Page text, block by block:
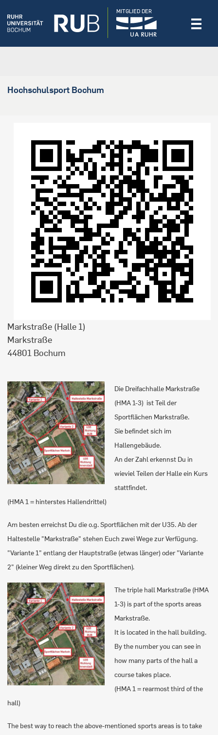
MITGLIED DER
Hochschulsport Bochum
Markstraße (Halle 1)
Markstraße
44801 Bochum
Die Dreifachhalle Markstraße
(HMA 1-3) ist Teil der
Sportflächen Markstraße.
Sie befindet sich im
Hallengebäude.
An der Zahl erkennst Du in
wieviel Teilen der Halle ein Kurs
stattfindet.
(HMA 1 = hinterstes Hallendrittel)
Am besten erreichst Du die o.g. Sportflächen mit der U35. Ab der
Haltestelle "Markstraße" stehen Euch zwei Wege zur Verfügung.
"Variante 1" entlang der Hauptstraße (etwas länger) oder "Variante
2" (kleiner Weg direkt zu den Sportflächen).
The triple hall Markstraße (HMA
1-3) is part of the sports areas
Markstraße.
It is located in the hall building.
By the number you can see in
how many parts of the hall a
course takes place.
(HMA 1 = rearmost third of the
hall)
The best way to reach the above-mentioned sports areas is to take